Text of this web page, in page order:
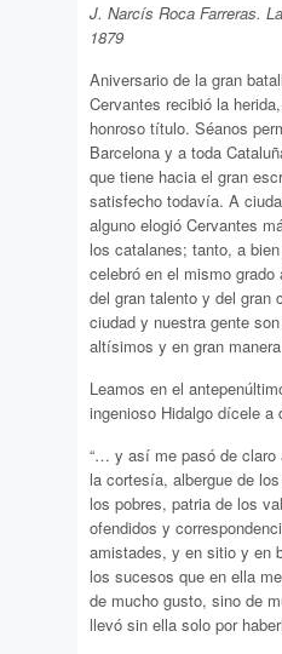
J. Narcís Roca Farreras.
1879
Aniversario de la gran
Cervantes recibió la
honroso título. Séanos
Barcelona y a toda
que tiene hacia el gran
satisfecho todavía. A
alguno elogió Cervantes
los catalanes; tanto, a
celebró en el mismo grado
del gran talento y del gran
ciudad y nuestra gente
altísimos y en gran
Leamos en el
ingenioso Hidalgo dícele a
“… y así me pasó de claro
la cortesía, albergue de
los pobres, patria de los
ofendidos y
amistades, y en sitio y en
los sucesos que en ella
de mucho gusto, sino de
llevó sin ella solo por